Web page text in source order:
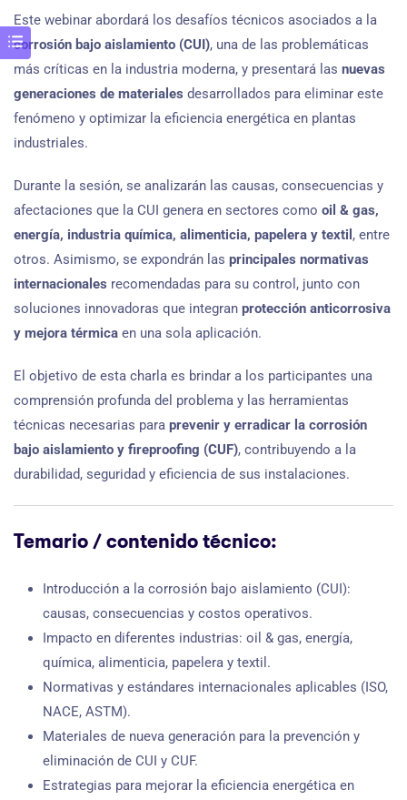
Este webinar abordará los desafíos técnicos asociados a la
corrosión bajo aislamiento (CUI), una de las problemáticas
más críticas en la industria moderna, y presentará las nuevas
generaciones de materiales desarrollados para eliminar este
fenómeno y optimizar la eficiencia energética en plantas
industriales.
Durante la sesión, se analizarán las causas, consecuencias y
afectaciones que la CUI genera en sectores como oil & gas,
energía, industria química, alimenticia, papelera y textil , entre
otros. Asimismo, se expondrán las principales normativas
internacionales recomendadas para su control, junto con
soluciones innovadoras que integran protección anticorrosiva
y mejora térmica en una sola aplicación.
El objetivo de esta charla es brindar a los participantes una
comprensión profunda del problema y las herramientas
técnicas necesarias para prevenir y erradicar la corrosión
bajo aislamiento y fireproofing (CUF), contribuyendo a la
durabilidad, seguridad y eficiencia de sus instalaciones.
Temario / contenido técnico:
Introducción a la corrosión bajo aislamiento (CUI):
causas, consecuencias y costos operativos.
Impacto en diferentes industrias: oil & gas, energía,
química, alimenticia, papelera y textil.
Normativas y estándares internacionales aplicables (ISO,
NACE, ASTM).
Materiales de nueva generación para la prevención y
eliminación de CUI y CUF.
Estrategias para mejorar la eficiencia energética en